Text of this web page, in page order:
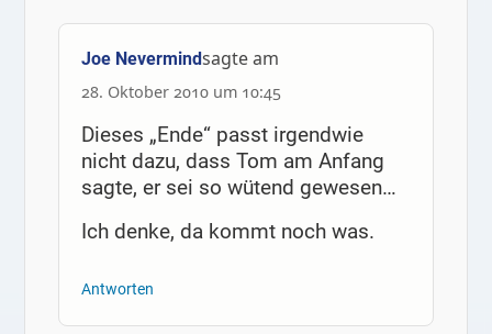
Joe Nevermindsagte am
28. Oktober 2010 um 10:45
Dieses „Ende“ passt irgendwie
nicht dazu, dass Tom am Anfang
sagte, er sei so wütend gewesen…
Ich denke, da kommt noch was.
Antworten